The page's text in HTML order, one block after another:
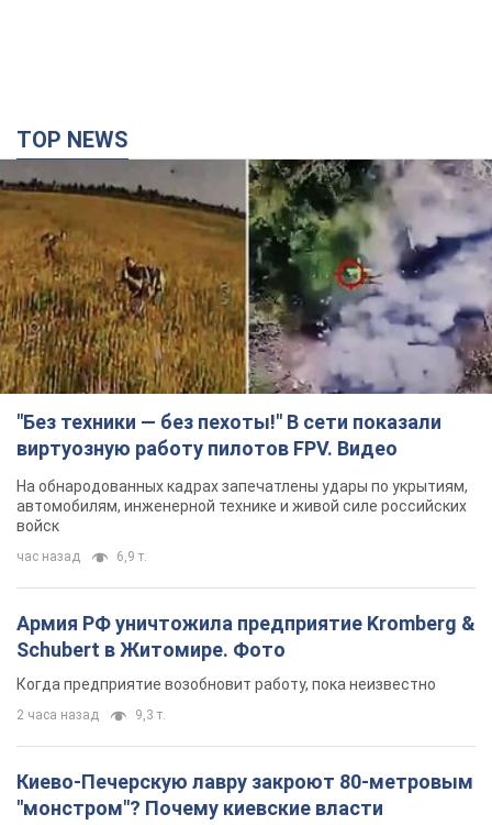
TOP NEWS
"Без техники — без пехоты!" В сети показали
виртуозную работу пилотов FPV. Видео
На обнародованных кадрах запечатлены удары по укрытиям,
автомобилям, инженерной технике и живой силе российских
войск
час назад 6,9 т.
Армия РФ уничтожила предприятие Kromberg &
Schubert в Житомире. Фото
Когда предприятие возобновит работу, пока неизвестно
2 часа назад 9,3 т.
Киево-Печерскую лавру закроют 80-метровым
"монстром"? Почему киевские власти